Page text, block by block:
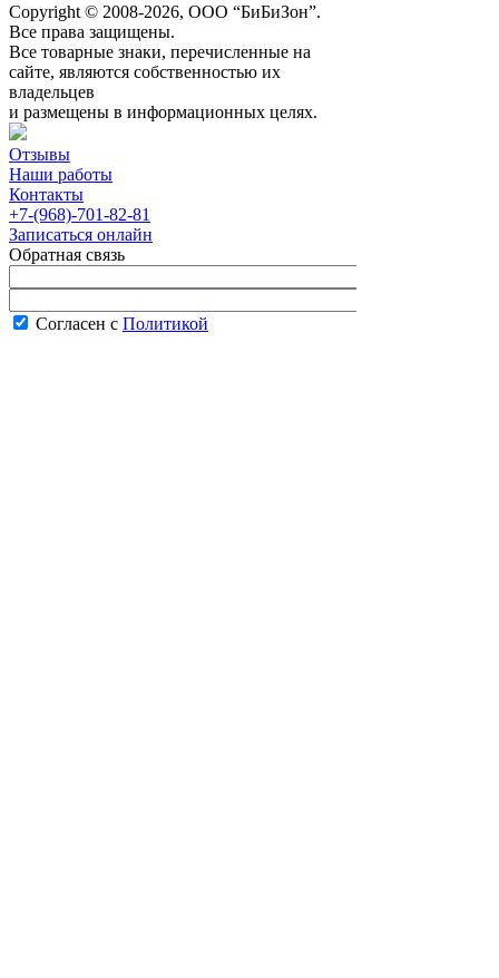
Copyright © 2008-2026, ООО “БиБиЗон”.
Все права защищены.
Все товарные знаки, перечисленные на
сайте, являются собственностью их
владельцев
и размещены в информационных целях.
Отзывы
Наши работы
Контакты
+7-(968)-701-82-81
Записаться онлайн
Обратная связь
Согласен с Политикой